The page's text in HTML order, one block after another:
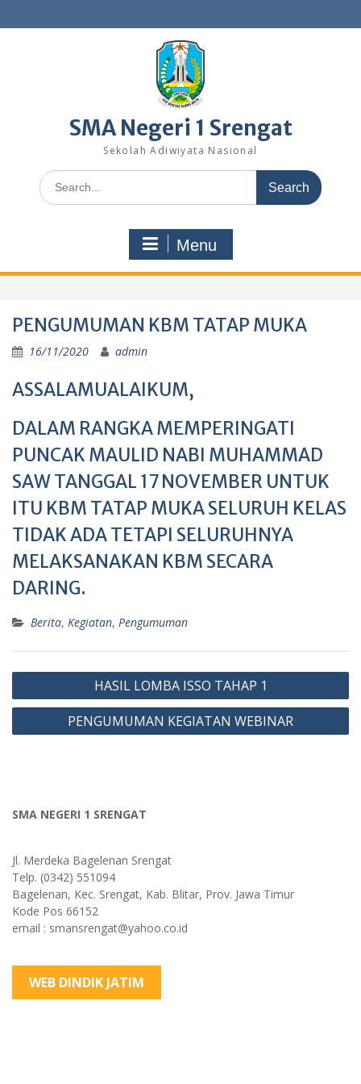
to
SMA Negeri 1 Srengat
Sekolah Adiwiyata Nasional
Search
for:
Menu
PENGUMUMAN KBM TATAP MUKA
16/11/2020 admin
ASSALAMUALAIKUM,
DALAM RANGKA MEMPERINGATI
PUNCAK MAULID NABI MUHAMMAD
SAW TANGGAL 17 NOVEMBER UNTUK
ITU KBM TATAP MUKA SELURUH KELAS
TIDAK ADA TETAPI SELURUHNYA
MELAKSANAKAN KBM SECARA
DARING.
Berita, Kegiatan, Pengumuman
Post
navigation
HASIL LOMBA ISSO TAHAP 1
PENGUMUMAN KEGIATAN WEBINAR
SMA NEGERI 1 SRENGAT
Jl. Merdeka Bagelenan Srengat
Telp. (0342) 551094
Bagelenan, Kec. Srengat, Kab. Blitar, Prov. Jawa Timur
Kode Pos 66152
email : smansrengat@yahoo.co.id
WEB DINDIK JATIM